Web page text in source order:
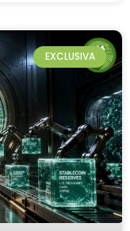
EXCLUSIVA